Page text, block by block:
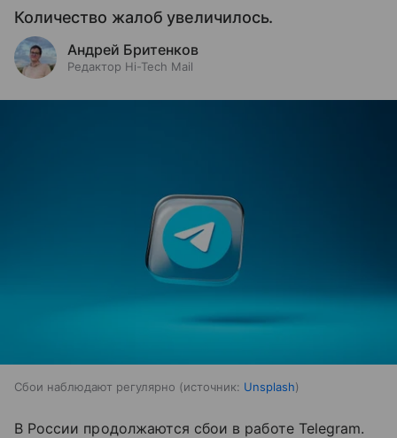
Количество жалоб увеличилось.
Андрей Бритенков
Редактор Hi-Tech Mail
Сбои наблюдают регулярно источник: Unsplash
В России продолжаются сбои в работе Telegram.